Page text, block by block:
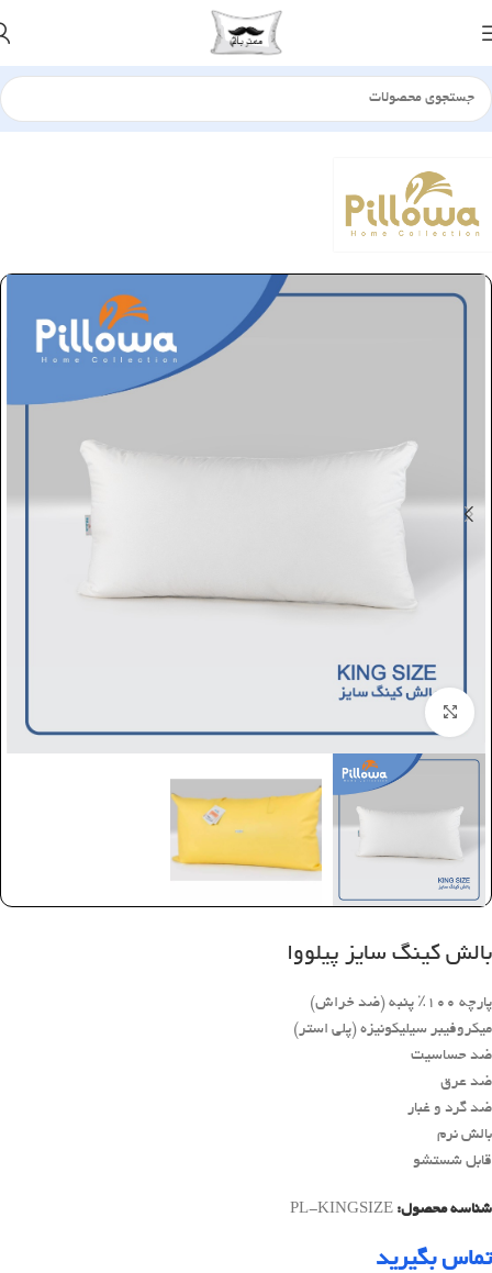
خانه بالش الیافی
بالش کینگ سایز پیلووا
پارچه 100٪ پنبه (ضد خراش)
میکروفیبر سیلیکونیزه (پلی استر)
ضد حساسیت
ضد عرق
ضد گرد و غبار
بالش نرم
قابل شستشو
شناسه محصول: PL-KINGSIZE
تماس بگیرید